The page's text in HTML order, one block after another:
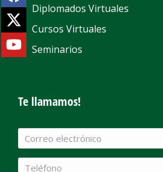
Diplomados Virtuales
Cursos Virtuales
Seminarios
Te llamamos!